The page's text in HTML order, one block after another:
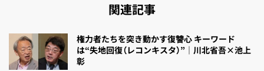
関連記事
権力者たちを突き動かす復讐心 キーワード
は“失地回復（レコンキスタ）”｜川北省吾×池上
彰